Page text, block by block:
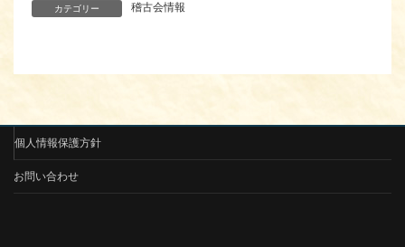
カテゴリー 稽古会情報
個人情報保護方針
お問い合わせ